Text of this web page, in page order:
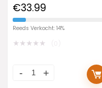
Dampfgarer, mit
Zeiteinstellung zur
Härteeinstellung, 60-
Minuten-Timer,
Überhitzungsschutz,
€33.99
Reeds Verkocht: 14%
★★★★★